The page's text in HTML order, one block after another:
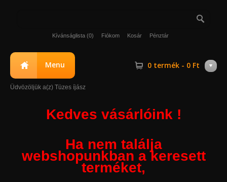
Kívánságlista (0) Fiókom Kosár Pénztár
0 termék - 0 Ft
Menu
Üdvözöljük a(z) Tüzes íjász
Kedves vásárlóink !
Ha nem találja
webshopunkban a keresett
terméket,